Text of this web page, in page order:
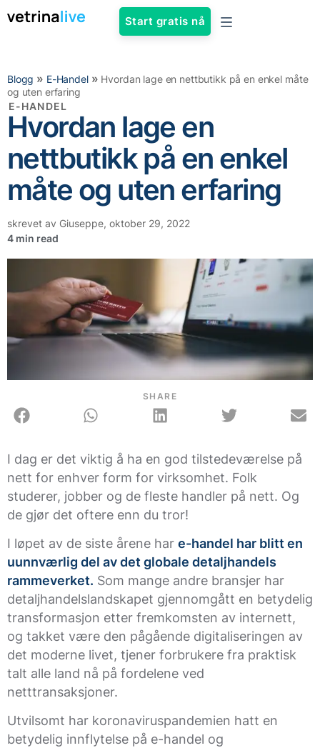
Start gratis nå
Blogg » E-Handel» Hvordan lage en nettbutikk på en enkel måte
og uten erfaring
E-HANDEL
Hvordan lage en
nettbutikk på en enkel
måte og uten erfaring
skrevet av Giuseppe, oktober 29, 2022
SHARE
I dag er det viktig å ha en god tilstedeværelse på
nett for enhver form for virksomhet. Folk
studerer, jobber og de fleste handler på nett. Og
de gjør det oftere enn du tror!
I løpet av de siste årene har e-handel har blitt en
uunnværlig del av det globale detaljhandels
rammeverket. Som mange andre bransjer har
detaljhandelslandskapet gjennomgått en betydelig
transformasjon etter fremkomsten av internett,
og takket være den pågående digitaliseringen av
det moderne livet, tjener forbrukere fra praktisk
talt alle land nå på fordelene ved
netttransaksjoner.
Utvilsomt har koronaviruspandemien hatt en
betydelig innflytelse på e-handel og